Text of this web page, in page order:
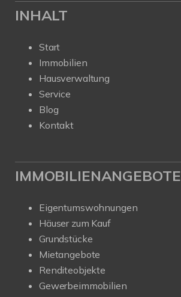
INHALT
Start
Immobilien
Hausverwaltung
Service
Blog
Kontakt
IMMOBILIENANGEBOTE
Eigentumswohnungen
Häuser zum Kauf
Grundstücke
Mietangebote
Renditeobjekte
Gewerbeimmobilien